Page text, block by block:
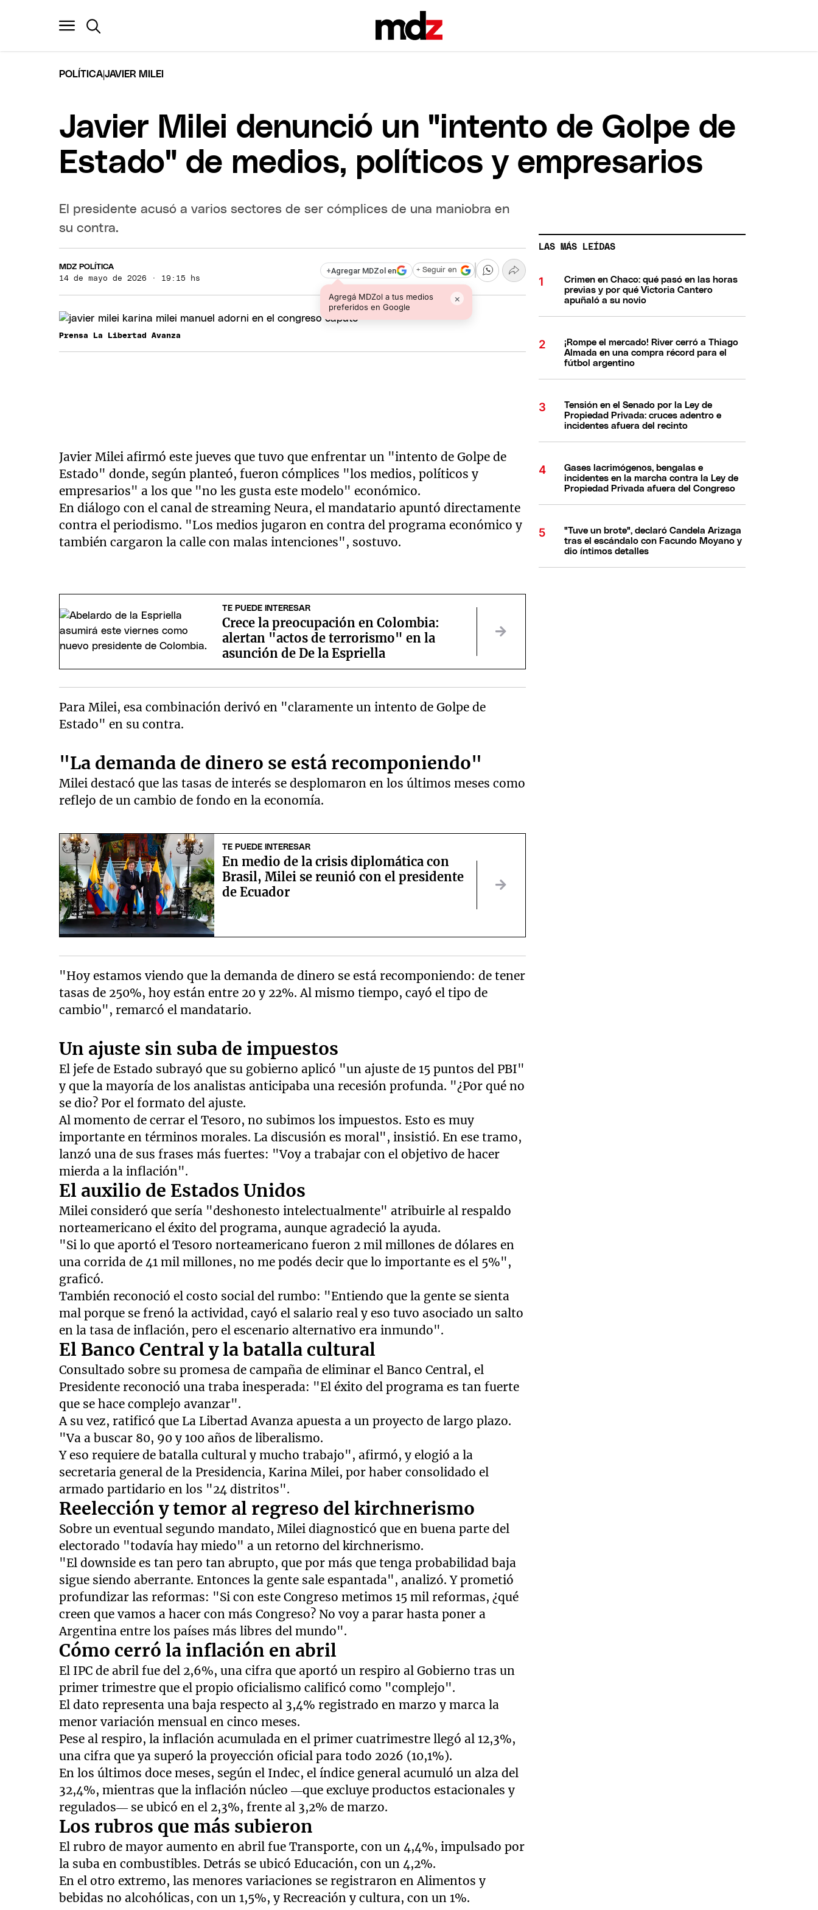
POLÍTICA|JAVIER MILEI
Javier Milei denunció un "intento de Golpe de
Estado" de medios, políticos y empresarios
El presidente acusó a varios sectores de ser cómplices de una maniobra en
su contra.
MDZ POLÍTICA
14 de mayo de 2026 · 19:15 hs
+Agregar MDZol en
Agregá MDZol a tus medios
preferidos en Google
×
+ Seguir en
Prensa La Libertad Avanza
Javier Milei afirmó este jueves que tuvo que enfrentar un "intento de Golpe de
Estado" donde, según planteó, fueron cómplices "los medios, políticos y
empresarios" a los que "no les gusta este modelo" económico.
En diálogo con el canal de streaming Neura, el mandatario apuntó directamente
contra el periodismo. "Los medios jugaron en contra del programa económico y
también cargaron la calle con malas intenciones", sostuvo.
TE PUEDE INTERESAR
Crece la preocupación en Colombia:
alertan "actos de terrorismo" en la
asunción de De la Espriella
Para Milei, esa combinación derivó en "claramente un intento de Golpe de
Estado" en su contra.
"La demanda de dinero se está recomponiendo"
Milei destacó que las tasas de interés se desplomaron en los últimos meses como
reflejo de un cambio de fondo en la economía.
TE PUEDE INTERESAR
En medio de la crisis diplomática con
Brasil, Milei se reunió con el presidente
de Ecuador
"Hoy estamos viendo que la demanda de dinero se está recomponiendo: de tener
tasas de 250%, hoy están entre 20 y 22%. Al mismo tiempo, cayó el tipo de
cambio", remarcó el mandatario.
Un ajuste sin suba de impuestos
El jefe de Estado subrayó que su gobierno aplicó "un ajuste de 15 puntos del PBI"
y que la mayoría de los analistas anticipaba una recesión profunda. "¿Por qué no
se dio? Por el formato del ajuste.
Al momento de cerrar el Tesoro, no subimos los impuestos. Esto es muy
importante en términos morales. La discusión es moral", insistió. En ese tramo,
lanzó una de sus frases más fuertes: "Voy a trabajar con el objetivo de hacer
mierda a la inflación".
El auxilio de Estados Unidos
Milei consideró que sería "deshonesto intelectualmente" atribuirle al respaldo
norteamericano el éxito del programa, aunque agradeció la ayuda.
"Si lo que aportó el Tesoro norteamericano fueron 2 mil millones de dólares en
una corrida de 41 mil millones, no me podés decir que lo importante es el 5%",
graficó.
También reconoció el costo social del rumbo: "Entiendo que la gente se sienta
mal porque se frenó la actividad, cayó el salario real y eso tuvo asociado un salto
en la tasa de inflación, pero el escenario alternativo era inmundo".
El Banco Central y la batalla cultural
Consultado sobre su promesa de campaña de eliminar el Banco Central, el
Presidente reconoció una traba inesperada: "El éxito del programa es tan fuerte
que se hace complejo avanzar".
A su vez, ratificó que La Libertad Avanza apuesta a un proyecto de largo plazo.
"Va a buscar 80, 90 y 100 años de liberalismo.
Y eso requiere de batalla cultural y mucho trabajo", afirmó, y elogió a la
secretaria general de la Presidencia, Karina Milei, por haber consolidado el
armado partidario en los "24 distritos".
Reelección y temor al regreso del kirchnerismo
Sobre un eventual segundo mandato, Milei diagnosticó que en buena parte del
electorado "todavía hay miedo" a un retorno del kirchnerismo.
"El downside es tan pero tan abrupto, que por más que tenga probabilidad baja
sigue siendo aberrante. Entonces la gente sale espantada", analizó. Y prometió
profundizar las reformas: "Si con este Congreso metimos 15 mil reformas, ¿qué
creen que vamos a hacer con más Congreso? No voy a parar hasta poner a
Argentina entre los países más libres del mundo".
Cómo cerró la inflación en abril
El IPC de abril fue del 2,6%, una cifra que aportó un respiro al Gobierno tras un
primer trimestre que el propio oficialismo calificó como "complejo".
El dato representa una baja respecto al 3,4% registrado en marzo y marca la
menor variación mensual en cinco meses.
Pese al respiro, la inflación acumulada en el primer cuatrimestre llegó al 12,3%,
una cifra que ya superó la proyección oficial para todo 2026 (10,1%).
En los últimos doce meses, según el Indec, el índice general acumuló un alza del
32,4%, mientras que la inflación núcleo —que excluye productos estacionales y
regulados— se ubicó en el 2,3%, frente al 3,2% de marzo.
Los rubros que más subieron
El rubro de mayor aumento en abril fue Transporte, con un 4,4%, impulsado por
la suba en combustibles. Detrás se ubicó Educación, con un 4,2%.
En el otro extremo, las menores variaciones se registraron en Alimentos y
bebidas no alcohólicas, con un 1,5%, y Recreación y cultura, con un 1%.
LAS MÁS LEÍDAS
Crimen en Chaco: qué pasó en las horas
previas y por qué Victoria Cantero
apuñaló a su novio
¡Rompe el mercado! River cerró a Thiago
Almada en una compra récord para el
fútbol argentino
Tensión en el Senado por la Ley de
Propiedad Privada: cruces adentro e
incidentes afuera del recinto
Gases lacrimógenos, bengalas e
incidentes en la marcha contra la Ley de
Propiedad Privada afuera del Congreso
"Tuve un brote", declaró Candela Arizaga
tras el escándalo con Facundo Moyano y
dio íntimos detalles